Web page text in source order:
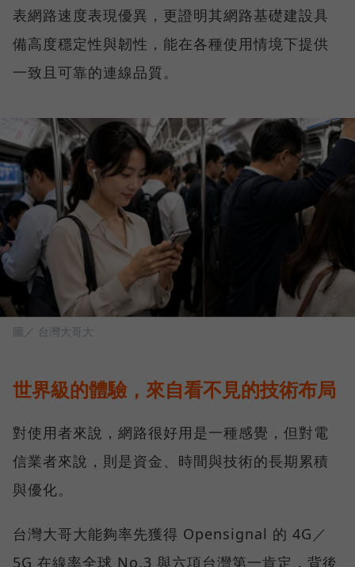
表網路速度表現優異，更證明其網路基礎建設具
備高度穩定性與韌性，能在各種使用情境下提供
一致且可靠的連線品質。
圖／ 台灣大哥大
世界級的體驗，來自看不見的技術布局
對使用者來說，網路很好用是一種感覺，但對電
信業者來說，則是資金、時間與技術的長期累積
與優化。
台灣大哥大能夠率先獲得 Opensignal 的 4G／
5G 在線率全球 No.3 與六項台灣第一肯定，背後